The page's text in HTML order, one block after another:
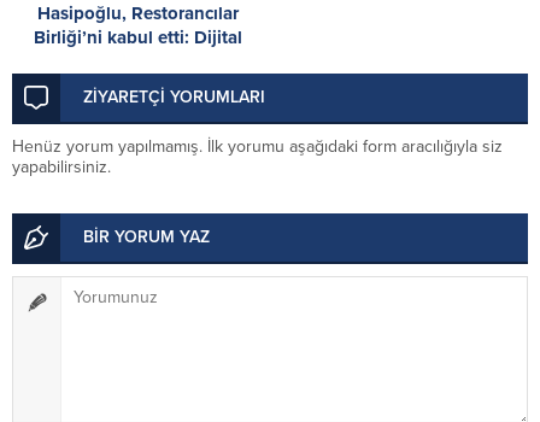
Hasipoğlu, Restorancılar
Birliği’ni kabul etti: Dijital
için iş birliği kararı
ZİYARETÇİ YORUMLARI
Henüz yorum yapılmamış. İlk yorumu aşağıdaki form aracılığıyla siz
yapabilirsiniz.
BİR YORUM YAZ